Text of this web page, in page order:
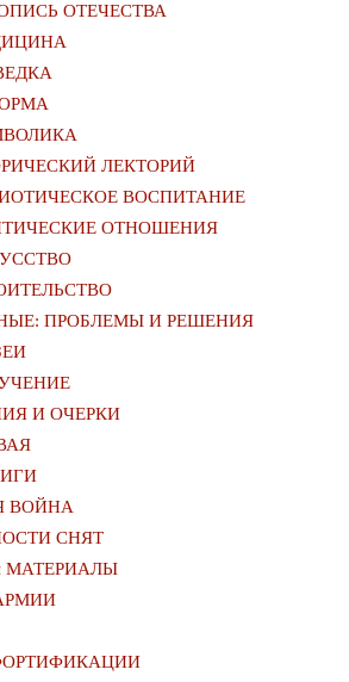
ОТЕЧЕСТВА
ЛЕКТОРИЙ
ВОСПИТАНИЕ
ОТНОШЕНИЯ
ПРОБЛЕМЫ И РЕШЕНИЯ
И ОЧЕРКИ
ВОЙНА
СНЯТ
МАТЕРИАЛЫ